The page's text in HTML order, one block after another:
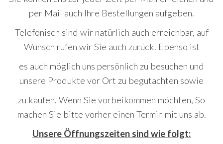
per Mail auch Ihre Bestellungen aufgeben.
Telefonisch sind wir natürlich auch erreichbar, auf
Wunsch rufen wir Sie auch zurück. Ebenso ist
es auch möglich uns persönlich zu besuchen und
unsere Produkte vor Ort zu begutachten sowie
zu kaufen. Wenn Sie vorbeikommen möchten, So
machen Sie bitte vorher einen Termin mit uns ab.
Unsere Öffnungszeiten sind wie folgt: